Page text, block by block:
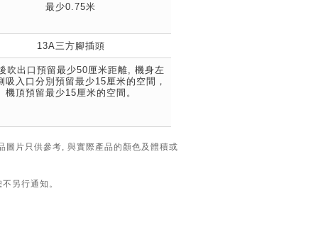
最少0.75米
13A三方腳插頭
吹出口預留最少50厘米距離, 機身左
吸入口分別預留最少15厘米的空間，
機頂預留最少15厘米的空間。
圖片只供參考, 與實際產品的顏色及體積或
另行通知。